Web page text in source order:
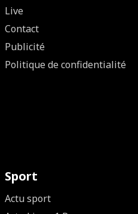
Live
Contact
Publicité
Politique de confidentialité
Sport
Actu sport